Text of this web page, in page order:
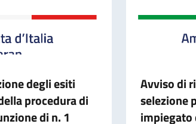
degli esiti
procedura di
di n. 1
Avviso di
selezione
impiegato